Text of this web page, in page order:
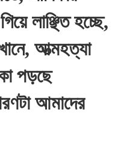
লাঞ্ছিত হচ্ছে,
আত্মহত্যা
পড়ছে
আমাদের